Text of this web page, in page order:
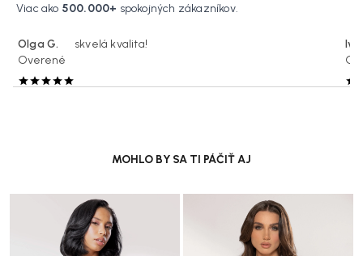
Viac ako 500.000+ spokojných zákazníkov.
Olga G.
Overené
skvelá kvalita!
MOHLO BY SA TI PÁČIŤ AJ